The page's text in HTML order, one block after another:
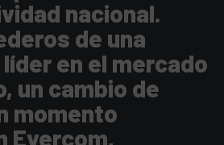
nacional.
de una
en el mercado
un cambio de
momento
Evercom,